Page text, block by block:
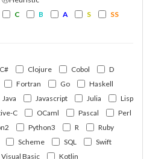
C B A S
SS
C# Clojure Cobol
D
Fortran Go
Haskell
Java Javascript Julia
Lisp
C OCaml Pascal
Perl
Python3 R
Ruby
Scheme SQL
Swift
Visual Basic Kotlin